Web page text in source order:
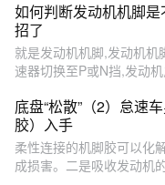
如何判断发动机机脚
招了
就是发动机机脚,发动机
速器切换至P或N挡,发动
底盘“松散”（2）怠速
胶）入手
柔性连接的机脚胶可以化
成损害。二是吸收发动机